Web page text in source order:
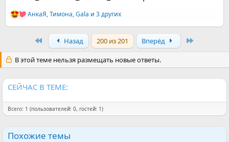
Р
е
и
и
АнкаЯ,Тимона,Gala и 3 других
Назад 200 из 201 Вперёд
В этой теме нельзя размещать новые ответы.
СЕЙЧАС В ТЕМЕ:
Всего: 1 (пользователей: 0, гостей: 1)
Похожие темы